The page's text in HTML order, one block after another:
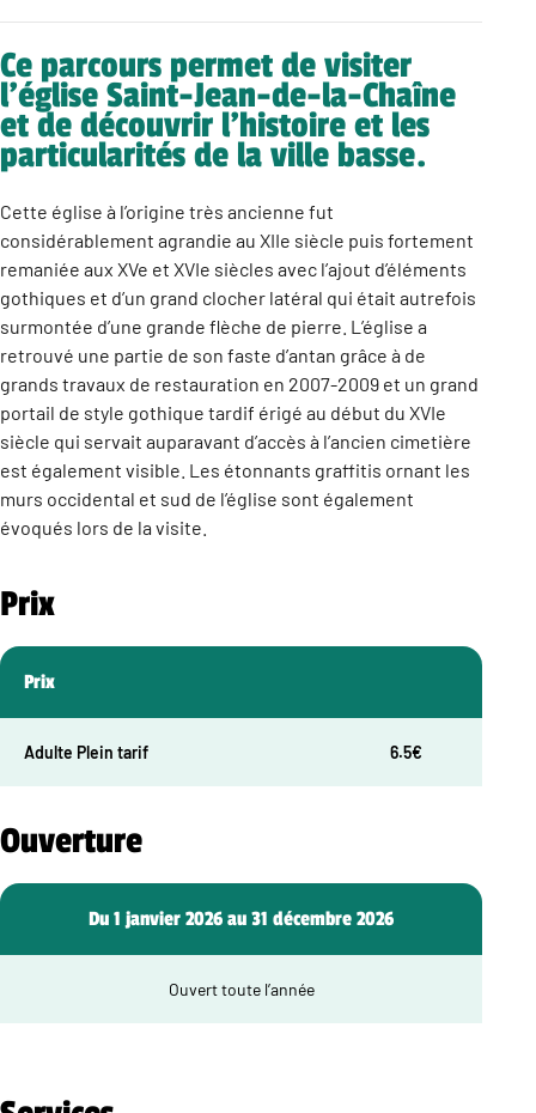
Ce parcours permet de visiter
l’église Saint-Jean-de-la-Chaîne
et de découvrir l’histoire et les
particularités de la ville basse.
Cette église à l’origine très ancienne fut
considérablement agrandie au XIIe siècle puis fortement
remaniée aux XVe et XVIe siècles avec l’ajout d’éléments
gothiques et d’un grand clocher latéral qui était autrefois
surmontée d’une grande flèche de pierre. L’église a
retrouvé une partie de son faste d’antan grâce à de
grands travaux de restauration en 2007-2009 et un grand
portail de style gothique tardif érigé au début du XVIe
siècle qui servait auparavant d’accès à l’ancien cimetière
est également visible. Les étonnants graffitis ornant les
murs occidental et sud de l’église sont également
évoqués lors de la visite.
Prix
Prix
Adulte Plein tarif 6.5€
Ouverture
Du 1 janvier 2026 au 31 décembre 2026
Ouvert toute l’année